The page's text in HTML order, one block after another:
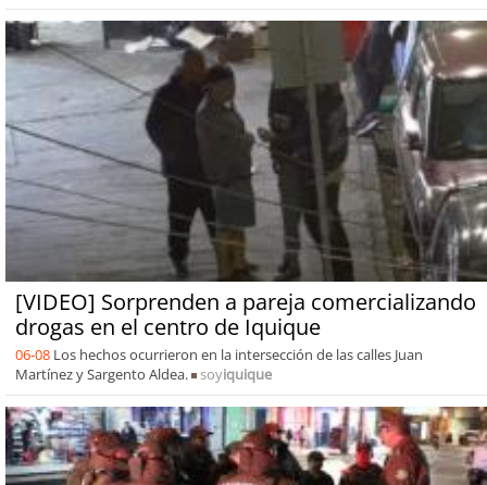
[VIDEO] Sorprenden a pareja comercializando
drogas en el centro de Iquique
06-08 Los hechos ocurrieron en la intersección de las calles Juan
Martínez y Sargento Aldea.
soyiquique